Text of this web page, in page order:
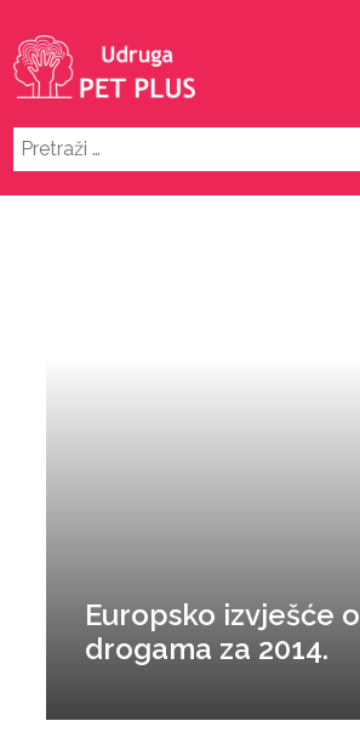
Pretraži:
Europsko izvješće o
drogama za 2014.